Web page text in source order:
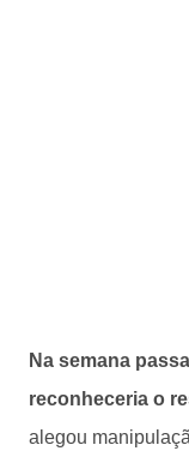
Na semana
reconheceria o
alegou